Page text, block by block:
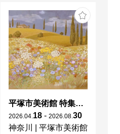
平塚市美術館 特集展 花の表現、その多様性／特別展示 新収蔵品展
2026 04 18 - 2026 08 30
神奈川
平塚市美術館